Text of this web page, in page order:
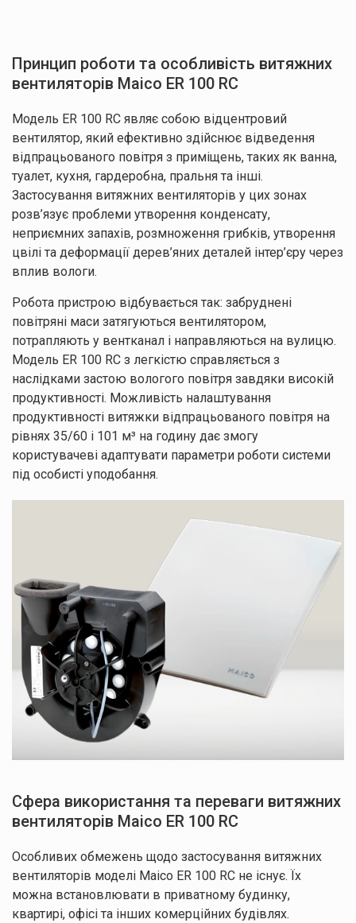
Принцип роботи та особливість витяжних
вентиляторів Maico ER 100 RC
Модель ER 100 RC являє собою відцентровий
вентилятор, який ефективно здійснює відведення
відпрацьованого повітря з приміщень, таких як ванна,
туалет, кухня, гардеробна, пральня та інші.
Застосування витяжних вентиляторів у цих зонах
розв’язує проблеми утворення конденсату,
неприємних запахів, розмноження грибків, утворення
цвілі та деформації дерев’яних деталей інтер’єру через
вплив вологи.
Робота пристрою відбувається так: забруднені
повітряні маси затягуються вентилятором,
потрапляють у вентканал і направляються на вулицю.
Модель ER 100 RC з легкістю справляється з
наслідками застою вологого повітря завдяки високій
продуктивності. Можливість налаштування
продуктивності витяжки відпрацьованого повітря на
рівнях 35/60 і 101 м³ на годину дає змогу
користувачеві адаптувати параметри роботи системи
під особисті уподобання.
Сфера використання та переваги витяжних
вентиляторів Maico ER 100 RC
Особливих обмежень щодо застосування витяжних
вентиляторів моделі Maico ER 100 RC не існує. Їх
можна встановлювати в приватному будинку,
квартирі, офісі та інших комерційних будівлях.